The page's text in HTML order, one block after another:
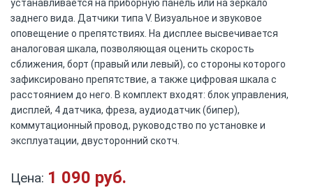
of
the
images
gallery
устанавливается на приборную панель или на зеркало
заднего вида. Датчики типа V. Визуальное и звуковое
оповещение о препятствиях. На дисплее высвечивается
аналоговая шкала, позволяющая оценить скорость
сближения, борт (правый или левый), со стороны которого
зафиксировано препятствие, а также цифровая шкала с
расстоянием до него. В комплект входят: блок управления,
дисплей, 4 датчика, фреза, аудиодатчик (бипер),
коммутационный провод, руководство по установке и
эксплуатации, двусторонний скотч.
Цена: 1 090 руб.